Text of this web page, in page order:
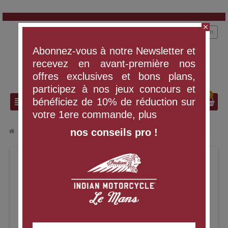
view_headline search
Connexion
0
VÊTEMENTS ET ÉQUIPEMENT chevron_right BLOUSON HARRISON WAX
close
Abonnez-vous à notre Newsletter et
recevez en avant-première nos
offres exclusives et bons plans,
participez à nos jeux concours et
bénéficiez de 10% de réduction sur
votre 1ere commande, plus
nos conseils pro !